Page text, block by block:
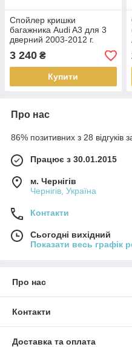
Спойлер кришки
багажника Audi A3 для 3
дверний 2003-2012 г.
Аудіо А3 стиль RS3
3 240 ₴
Купити
Про нас
86% позитивних з 28 відгуків
Працює з 30.01.2015
м. Чернігів
Чернігів, Україна
Контакти
Сьогодні вихідний
Показати весь графік
Про нас
Контакти
Доставка та оплата